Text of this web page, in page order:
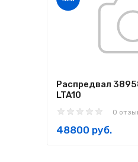
Распредвал
LTA10
0
48800 руб.